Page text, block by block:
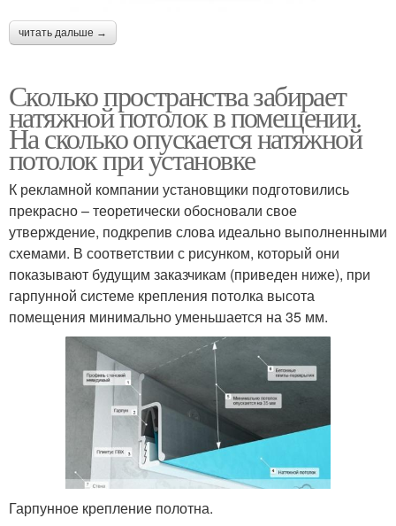
читать дальше →
Сколько пространства забирает
натяжной потолок в помещении.
На сколько опускается натяжной
потолок при установке
К рекламной компании установщики подготовились
прекрасно – теоретически обосновали свое
утверждение, подкрепив слова идеально выполненными
схемами. В соответствии с рисунком, который они
показывают будущим заказчикам (приведен ниже), при
гарпунной системе крепления потолка высота
помещения минимально уменьшается на 35 мм.
Гарпунное крепление полотна.